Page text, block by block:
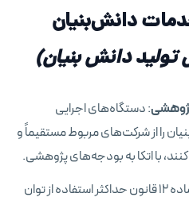
دانش‌بنیان
: دستگاه‌های اجرایی
را از شرکت‌های مربوط مستقیماً و
با اتکا به بودجه‌های پژوهشی.
: مزایای ماده ۱۲ قانون حداکثر استفاده از توان